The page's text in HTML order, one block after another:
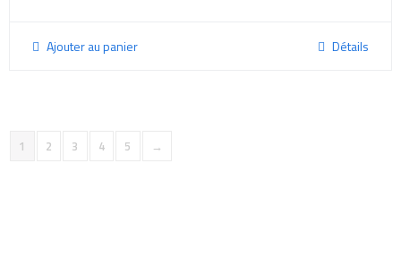
Ajouter au panier Détails
1 2 3 4 5 →